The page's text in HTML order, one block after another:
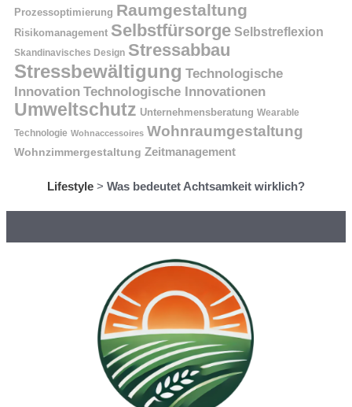
Prozessoptimierung Raumgestaltung
Risikomanagement Selbstfürsorge Selbstreflexion
Skandinavisches Design Stressabbau
Stressbewältigung Technologische
Innovation Technologische Innovationen
Umweltschutz Unternehmensberatung Wearable
Technologie Wohnaccessoires Wohnraumgestaltung
Wohnzimmergestaltung Zeitmanagement
Lifestyle > Was bedeutet Achtsamkeit wirklich?